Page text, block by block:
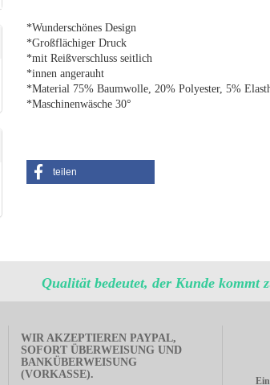
*Wunderschönes Design
*Großflächiger Druck
*mit Reißverschluss seitlich
*innen angerauht
*Material 75% Baumwolle, 20% Polyester, 5%
*Maschinenwäsche 30°
teilen
Qualität bedeutet, der Kunde kommt
WIR AKZEPTIEREN PAYPAL,
SOFORT ÜBERWEISUNG UND
BANKÜBERWEISUNG
(VORKASSE).